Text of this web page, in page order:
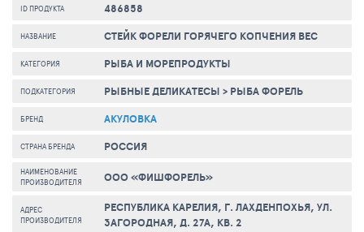
ID ПРОДУКТА 486858
НАЗВАНИЕ CТЕЙК ФОРЕЛИ ГОРЯЧЕГО КОПЧЕНИЯ ВЕС
КАТЕГОРИЯ РЫБА И МОРЕПРОДУКТЫ
ПОДКАТЕГОРИЯ РЫБНЫЕ ДЕЛИКАТЕСЫ > РЫБА ФОРЕЛЬ
БРЕНД АКУЛОВКА
СТРАНА БРЕНДА РОССИЯ
НАИМЕНОВАНИЕ
ПРОИЗВОДИТЕЛЯ
ООО «ФИШФОРЕЛЬ»
АДРЕС
ПРОИЗВОДИТЕЛЯ
РЕСПУБЛИКА КАРЕЛИЯ, Г. ЛАХДЕНПОХЬЯ, УЛ.
ЗАГОРОДНАЯ, Д. 27А, КВ. 2